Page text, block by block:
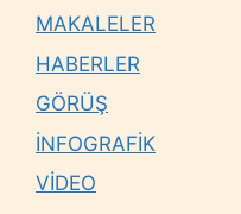
MAKALELER
HABERLER
GÖRÜŞ
İNFOGRAFİK
VİDEO